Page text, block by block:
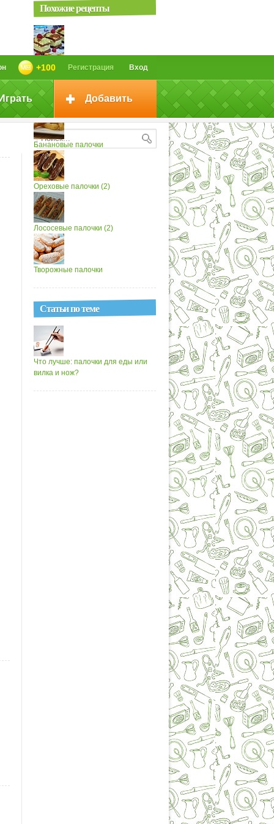
Вход
Регистрация
+100
Добавить
Похожие рецепты
Бисквитные оладьи с чёрной...
Банановые палочки
Ореховые палочки (2)
Лососевые палочки (2)
Творожные палочки
Статьи по теме
Что лучше: палочки для еды или
вилка и нож?